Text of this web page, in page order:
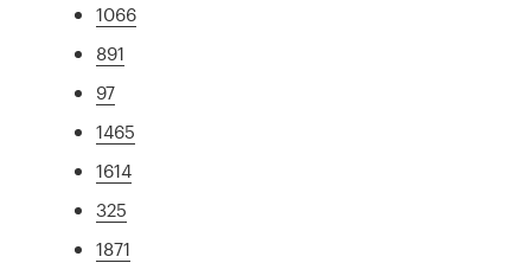
1066
891
97
1465
1614
325
1871